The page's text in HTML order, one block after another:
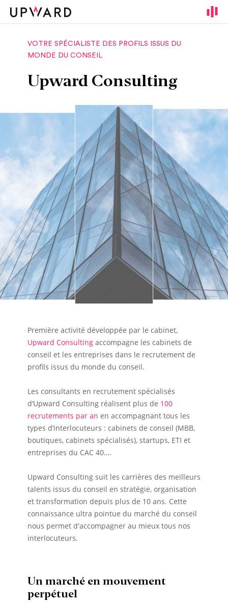
VOTRE SPÉCIALISTE DES PROFILS ISSUS DU
MONDE DU CONSEIL
Upward Consulting
Première activité développée par le cabinet,
Upward Consultingaccompagne les cabinets de
conseil et les entreprises dans le recrutement de
profils issus du monde du conseil.
Les consultants en recrutement spécialisés
d’Upward Consulting réalisent plus de 100
recrutements par an en accompagnant tous les
types d’interlocuteurs : cabinets de conseil (MBB,
boutiques, cabinets spécialisés), startups, ETI et
entreprises du CAC 40….
Upward Consulting suit les carrières des meilleurs
talents issus du conseil en stratégie, organisation
et transformation depuis plus de 10 ans. Cette
connaissance ultra pointue du marché du conseil
nous permet d'accompagner au mieux tous nos
interlocuteurs.
Un marché en mouvement
perpétuel